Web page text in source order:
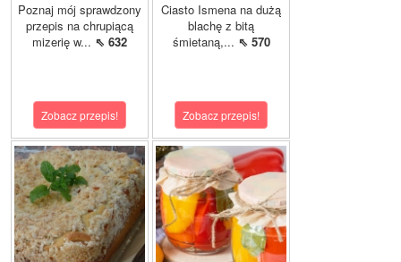
Poznaj mój sprawdzony
przepis na chrupiącą
mizerię w... ⇖ 632
Zobacz przepis!
Ciasto Ismena na dużą
blachę z bitą
śmietaną,... ⇖ 570
Zobacz przepis!